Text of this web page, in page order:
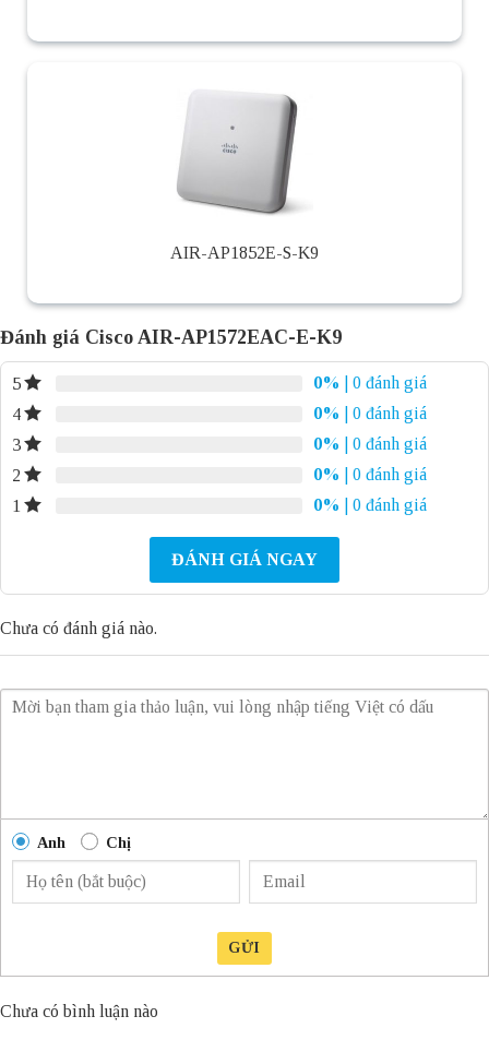
AIR-AP1852E-S-K9
Đánh giá Cisco AIR-AP1572EAC-E-K9
5 0%
| 0 đánh giá
4
0%
| 0 đánh giá
3
0%
| 0 đánh giá
2
0%
| 0 đánh giá
1
0% | 0 đánh giá
ĐÁNH GIÁ NGAY
Chưa có đánh giá nào.
Anh Chị
GỬI
Chưa có bình luận nào